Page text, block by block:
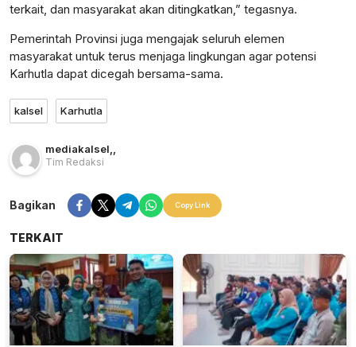
terkait, dan masyarakat akan ditingkatkan,” tegasnya.
Pemerintah Provinsi juga mengajak seluruh elemen
masyarakat untuk terus menjaga lingkungan agar potensi
Karhutla dapat dicegah bersama-sama.
kalsel Karhutla
mediakalsel
Tim Redaksi
Bagikan Copy Link
TERKAIT